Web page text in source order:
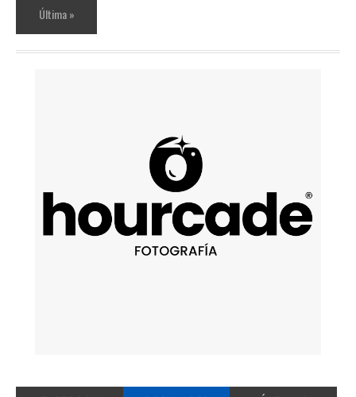
FACEBOOK POPULARES ÚLTIMAS